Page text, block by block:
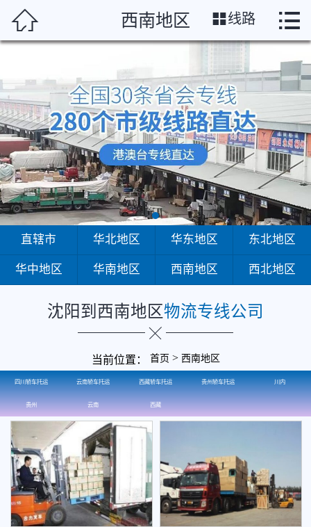
沈  首页
华北地区
华东地区
东北地区
华中地区
华南地区
西南地区
西北地区
 西南地区 线路 
直辖市 华北地区 华东地区 东北地区
华中地区 华南地区 西南地区 西北地区
沈阳到西南地区物流专线公司
当前位置： 首页 > 西南地区
四川轿车托运 云南轿车托运 西藏轿车托运 贵州轿车托运 川内
贵州 云南 西藏